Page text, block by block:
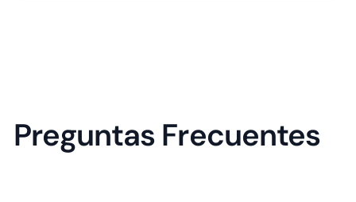
Preguntas Frecuentes